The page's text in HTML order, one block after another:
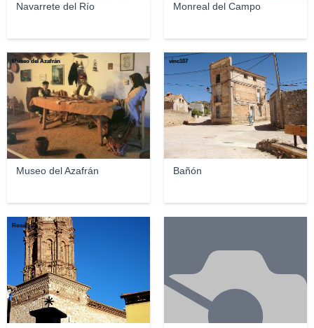
Navarrete del Río Monreal del Campo
Museo del Azafrán
Museo del Azafrán
Bañón
vinc107
Rosaflor